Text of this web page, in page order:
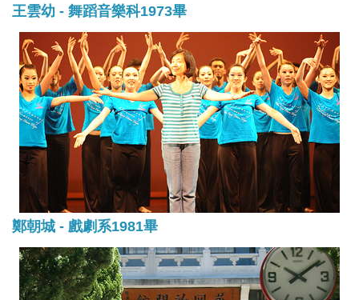
王雲幼 - 舞蹈音樂科1973畢
鄭朝城 - 戲劇系1981畢